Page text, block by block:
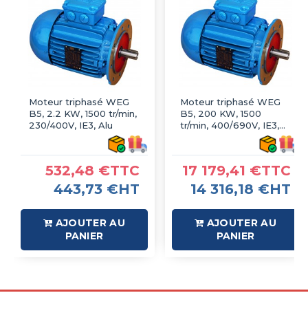
Moteur triphasé WEG
B5, 2.2 KW, 1500 tr/min,
230/400V, IE3, Alu
532,48 €TTC
443,73 €HT
AJOUTER AU
PANIER
Moteur triphasé WEG
B5, 200 KW, 1500
tr/min, 400/690V, IE3,
17 179,41 €TTC
14 316,18 €HT
AJOUTER AU
PANIER